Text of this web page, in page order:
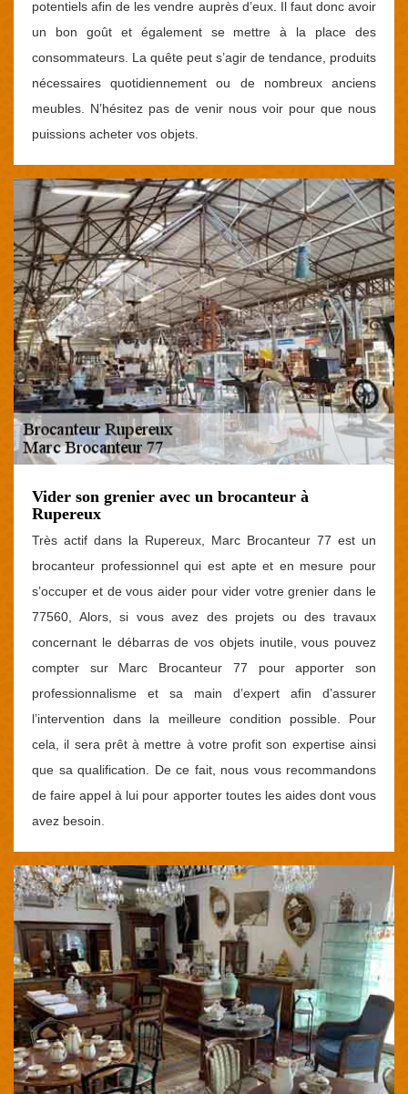
potentiels afin de les vendre auprès d’eux. Il faut donc avoir
un bon goût et également se mettre à la place des
consommateurs. La quête peut s’agir de tendance, produits
nécessaires quotidiennement ou de nombreux anciens
meubles. N’hésitez pas de venir nous voir pour que nous
puissions acheter vos objets.
Vider son grenier avec un brocanteur à
Rupereux
Très actif dans la Rupereux, Marc Brocanteur 77 est un
brocanteur professionnel qui est apte et en mesure pour
s’occuper et de vous aider pour vider votre grenier dans le
77560, Alors, si vous avez des projets ou des travaux
concernant le débarras de vos objets inutile, vous pouvez
compter sur Marc Brocanteur 77 pour apporter son
professionnalisme et sa main d’expert afin d’assurer
l’intervention dans la meilleure condition possible. Pour
cela, il sera prêt à mettre à votre profit son expertise ainsi
que sa qualification. De ce fait, nous vous recommandons
de faire appel à lui pour apporter toutes les aides dont vous
avez besoin.